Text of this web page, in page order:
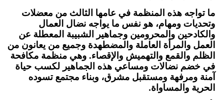
ما تواجه هذه المنظمة في عامها الثالث من معضلات
وتحديات ومهام، هو نفس ما يواجه نضال العمال
والكادحين والمحرومين وجماهير الشبيبة المعطلة عن
العمل والمرأة العاملة والمضطهدة وجميع من يعانون من
الظلم والقمع والتهميش والإقصاء. وهي منظمة مكافحة
في خضم نضالات ومساعي هذه الجماهير لكسب حياة
آمنة ومرفهة ومستقبل مشرق، وبناء مجتمع تسوده
الحرية والمساواة.